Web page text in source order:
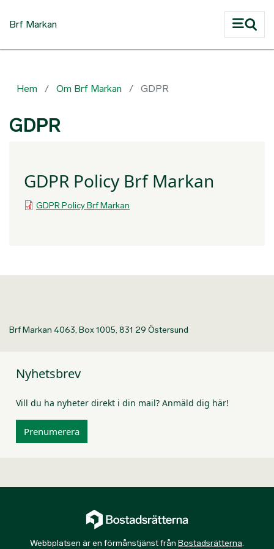
Brf Markan
Hem Om Brf Markan GDPR
GDPR
GDPR Policy Brf Markan
GDPR Policy Brf Markan
Brf Markan 4063, Box 1005, 831 29 Östersund
Nyhetsbrev
Vill du ha nyheter direkt i din mail? Anmäld dig här!
Prenumerera
Webbplatsen är en förmånstjänst från Bostadsrätterna.